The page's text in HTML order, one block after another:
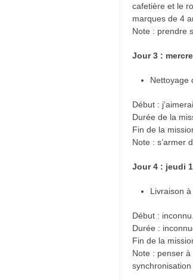
cafetière et le
marques de 4
Note : prendre
Jour 3 :
Nettoyage
Début :
Durée de la
Fin de la
Note : s’armer
Jour 4 : jeudi
Livraison à
Début : inconnu.
Durée :
Fin de la
Note : penser